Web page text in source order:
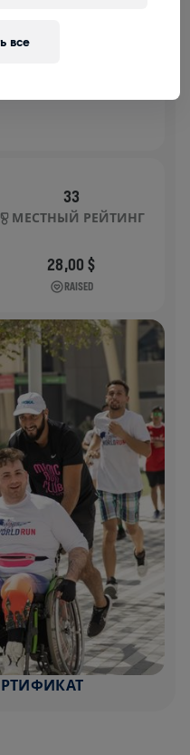
33
МЕСТНЫЙ РЕЙТИНГ
28,00 $
RAISED
все